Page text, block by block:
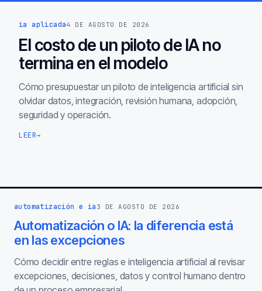
ia aplicada4 DE AGOSTO DE 2026
El costo de un piloto de IA no
termina en el modelo
Cómo presupuestar un piloto de inteligencia artificial sin
olvidar datos, integración, revisión humana, adopción,
seguridad y operación.
LEER→
automatización e ia 3 DE AGOSTO DE 2026
Automatización o IA: la diferencia está
en las excepciones
Cómo decidir entre reglas e inteligencia artificial al revisar
excepciones, decisiones, datos y control humano dentro